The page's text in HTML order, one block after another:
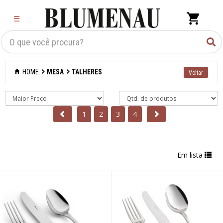
☰
Criar Lista×
Organização
Eletros
Café e chá
HOME MESA TALHERES
1 2 3 4
Em lista